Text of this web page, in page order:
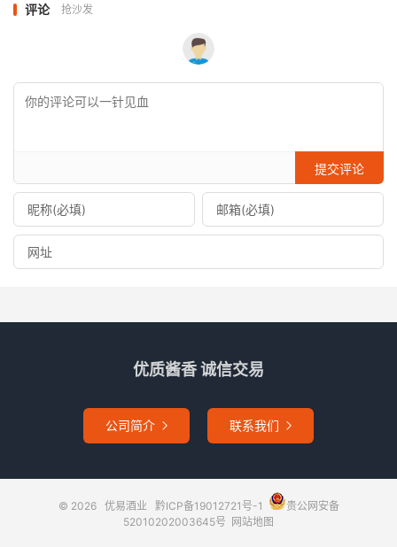
评论
抢沙发
提交评论
优质酱香 诚信交易
公司简介  联系我们 
© 2026 优易酒业 黔ICP备19012721号-1
贵公网安备
52010202003645号 网站地图